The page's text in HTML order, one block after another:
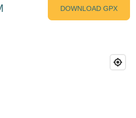
DOWNLOAD GPX